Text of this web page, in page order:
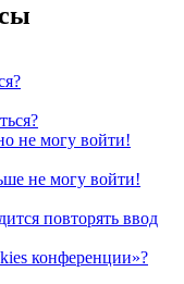
не могу войти!
не могу войти!
повторять ввод
конференции»?